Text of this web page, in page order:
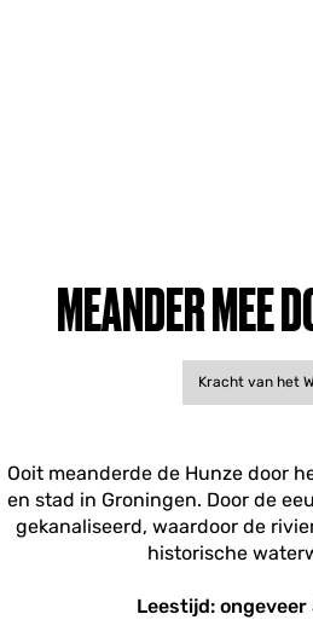
MEANDER MEE
Kracht van het
Ooit meanderde de Hunze door
en stad in Groningen. Door de
gekanaliseerd, waardoor de
historische
Leestijd: